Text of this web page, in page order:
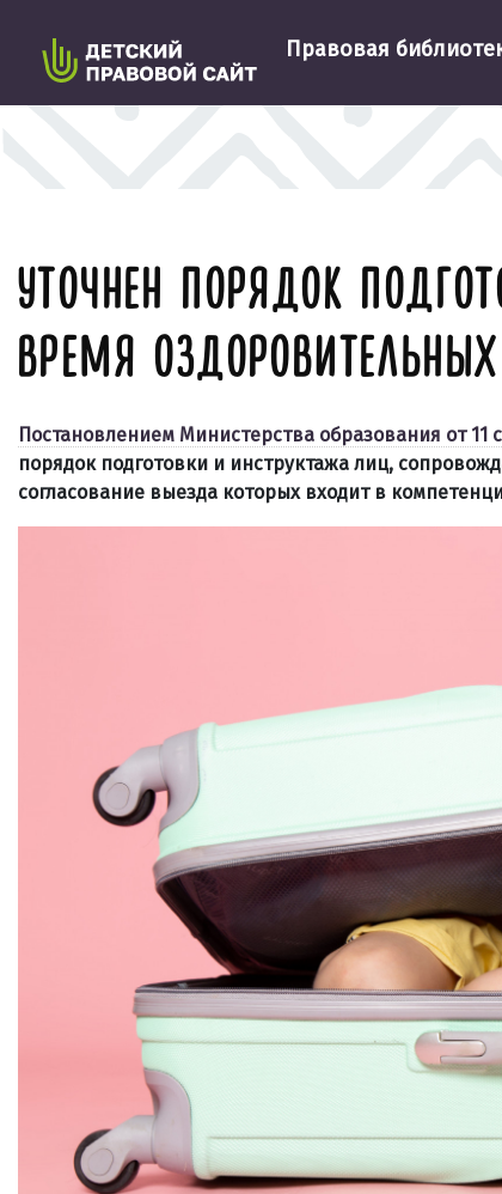
Правовая
УТОЧНЕН ПОРЯДОК
ВРЕМЯ
Постановлением Министерства образования от 11
порядок подготовки и инструктажа лиц,
согласование выезда которых входит в